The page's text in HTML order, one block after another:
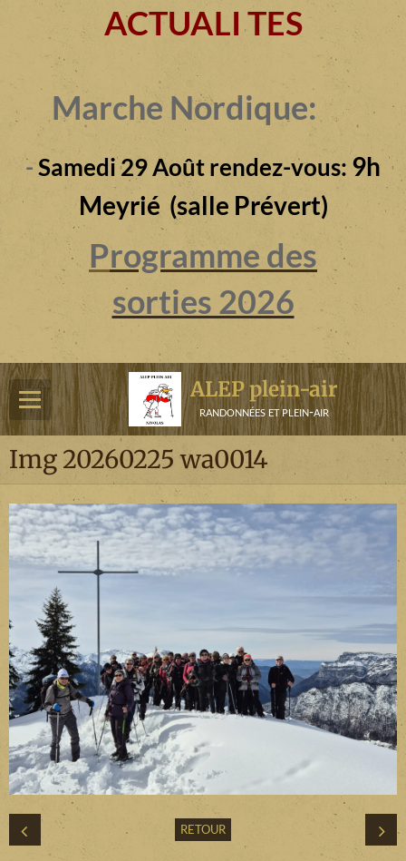
ACTUALI TES
Marche Nordique:
-Samedi 29 Août rendez-vous: 9h
Meyrié (salle Prévert)
Programme des
sorties 2026
ALEP plein-air
randonnées et plein-air
Img 20260225 wa0014
RETOUR